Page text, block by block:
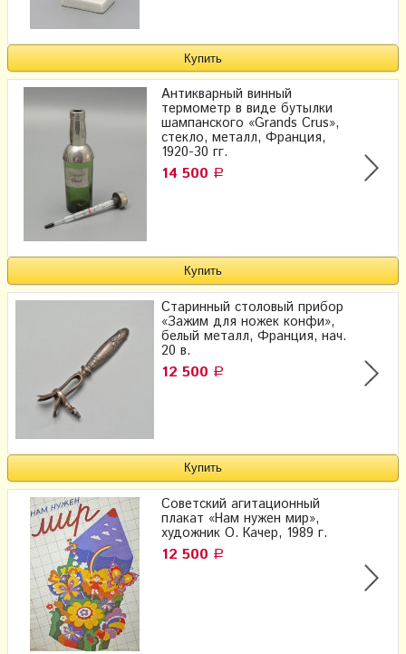
Антикварный винный
термометр в виде бутылки
шампанского «Grands Crus»,
стекло, металл, Франция,
1920-30 гг.
14 500 Р
Старинный столовый прибор
«Зажим для ножек конфи»,
белый металл, Франция, нач.
20 в.
12 500 Р
Советский агитационный
плакат «Нам нужен мир»,
художник О. Качер, 1989 г.
12 500 Р